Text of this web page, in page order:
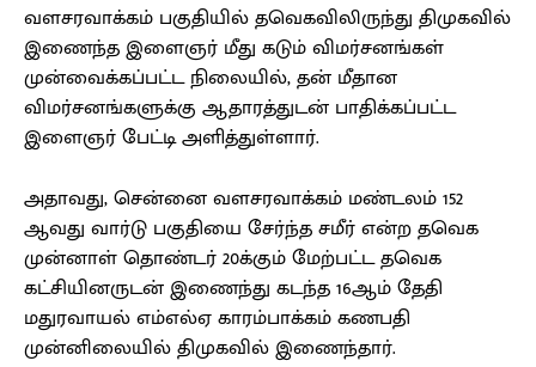
வளசரவாக்கம் பகுதியில் தவெகவிலிருந்து திமுகவில்
இணைந்த இளைஞர் மீது கடும் விமர்சனங்கள்
முன்வைக்கப்பட்ட நிலையில், தன் மீதான
விமர்சனங்களுக்கு ஆதாரத்துடன் பாதிக்கப்பட்ட
இளைஞர் பேட்டி அளித்துள்ளார்.
அதாவது, சென்னை வளசரவாக்கம் மண்டலம் 152
ஆவது வார்டு பகுதியை சேர்ந்த சமீர் என்ற தவெக
முன்னாள் தொண்டர் 20க்கும் மேற்பட்ட தவெக
கட்சியினருடன் இணைந்து கடந்த 16ஆம் தேதி
மதுரவாயல் எம்எல்ஏ காரம்பாக்கம் கணபதி
முன்னிலையில் திமுகவில் இணைந்தார்.